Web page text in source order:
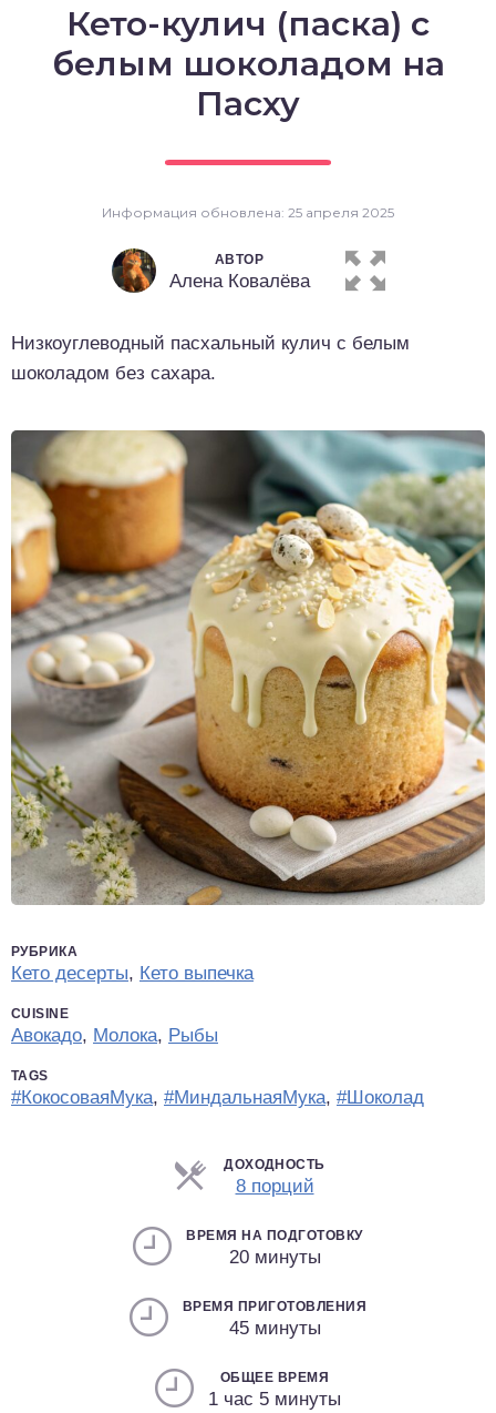
Кето-кулич (паска) с
белым шоколадом на
Пасху
Информация обновлена: 25 апреля 2025
АВТОР
Алена Ковалёва
Низкоуглеводный пасхальный кулич с белым
шоколадом без сахара.
РУБРИКА
Кето десерты, Кето выпечка
CUISINE
Авокадо, Молока, Рыбы
TAGS
#КокосоваяМука, #МиндальнаяМука, #Шоколад
ДОХОДНОСТЬ
8 порцийПорции
ВРЕМЯ НА ПОДГОТОВКУ
20 минуты
ВРЕМЯ ПРИГОТОВЛЕНИЯ
45 минуты
ОБЩЕЕ ВРЕМЯ
1 час 5 минуты
выпечка